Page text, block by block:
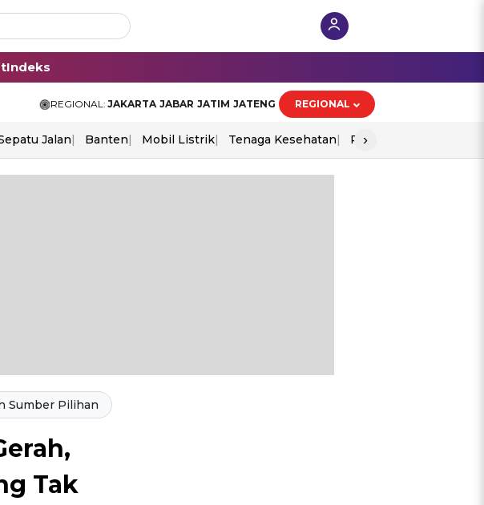
Indeks
REGIONAL: JAKARTA JABAR JATIM JATENG REGIONAL
Jalan Banten Mobil Listrik Tenaga Kesehatan Perang As-Iran
›
Sumber Pilihan
Tak